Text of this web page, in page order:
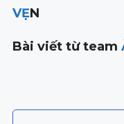
VẸN
Bài viết từ team